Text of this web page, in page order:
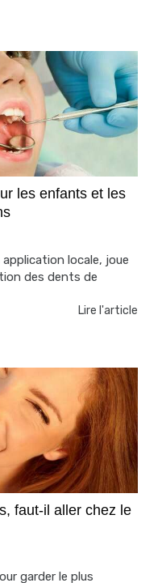
les enfants et les
locale, joue
des dents de
Lire l'article
faut-il aller chez le
garder le plus